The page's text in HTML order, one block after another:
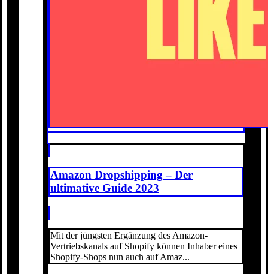
Amazon Dropshipping – Der
ultimative Guide 2023
Mit der jüngsten Ergänzung des Amazon-
Vertriebskanals auf Shopify können Inhaber eines
Shopify-Shops nun auch auf Amaz...